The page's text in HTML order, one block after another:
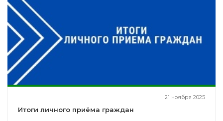
21 ноября 2025
Итоги личного приёма граждан